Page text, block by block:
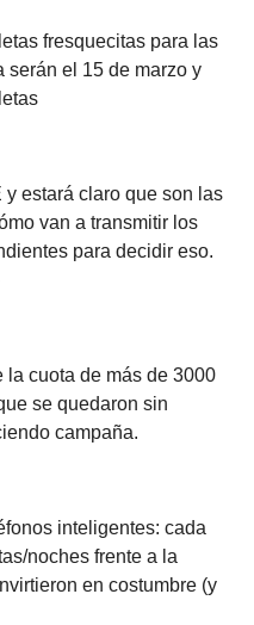
fresquecitas para las
serán el 15 de marzo y
estará claro que son las
van a transmitir los
para decidir eso.
la cuota de más de 3000
se quedaron sin
campaña.
inteligentes: cada
noches frente a la
en costumbre (y